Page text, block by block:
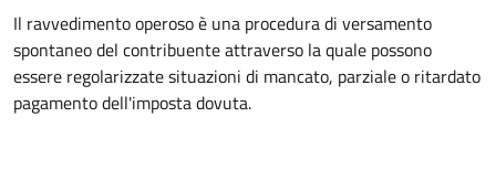
Il ravvedimento operoso è una procedura di versamento
spontaneo del contribuente attraverso la quale possono
essere regolarizzate situazioni di mancato, parziale o ritardato
pagamento dell'imposta dovuta.